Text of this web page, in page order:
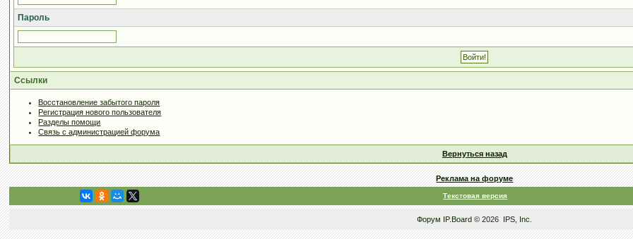
Пароль
Ссылки
Восстановление забытого пароля
Регистрация нового пользователя
Разделы помощи
Связь с администрацией форума
Вернуться назад
Реклама на форуме
Текстовая версия
Форум IP.Board © 2026 IPS, Inc